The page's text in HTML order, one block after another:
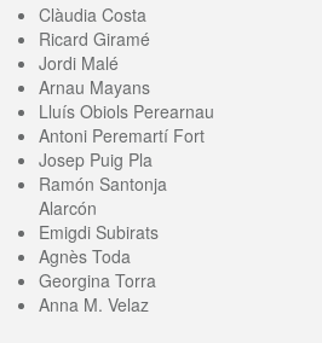
Clàudia Costa
Ricard Giramé
Jordi Malé
Arnau Mayans
Lluís Obiols Perearnau
Antoni Peremartí Fort
Josep Puig Pla
Ramón Santonja
Alarcón
Emigdi Subirats
Agnès Toda
Georgina Torra
Anna M. Velaz